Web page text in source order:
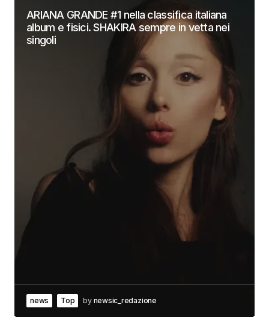
ARIANA GRANDE #1 nella classifica italiana
album e fisici. SHAKIRA sempre in vetta nei
singoli
news Top by newsic_redazione